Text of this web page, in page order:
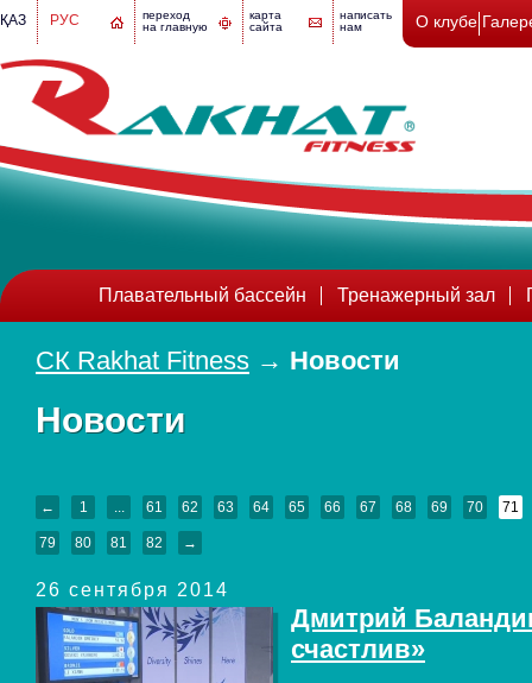
переход
на главную
карта
сайта
написать
нам
ҚАЗ РУС О клубе
Плавательный бассейн Тренажерный зал
СК Rakhat Fitness → Новости
Новости
← 1 ... 61 62 63 64 65 66 67 68 69 70 71
79 80 81 82 →
26 сентября 2014
Дмитрий
счастлив»